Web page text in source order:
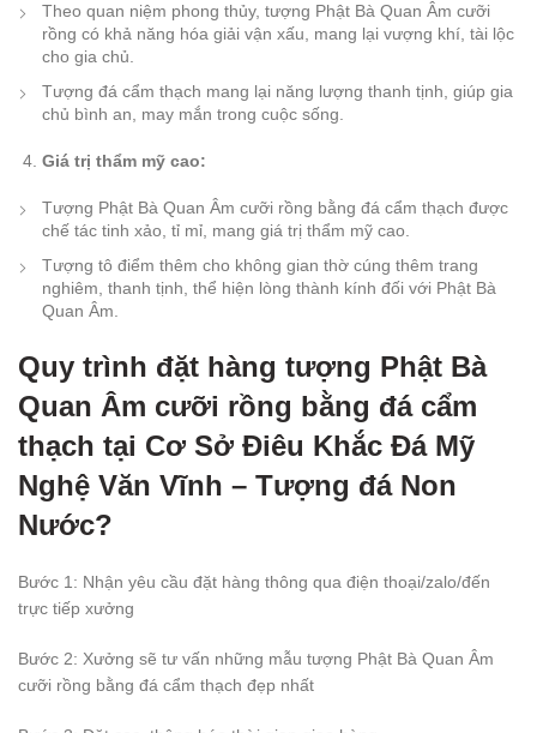
Theo quan niệm phong thủy, tượng Phật Bà Quan Âm cưỡi
rồng có khả năng hóa giải vận xấu, mang lại vượng khí, tài lộc
cho gia chủ.
Tượng đá cẩm thạch mang lại năng lượng thanh tịnh, giúp gia
chủ bình an, may mắn trong cuộc sống.
Giá trị thẩm mỹ cao:
Tượng Phật Bà Quan Âm cưỡi rồng bằng đá cẩm thạch được
chế tác tinh xảo, tỉ mỉ, mang giá trị thẩm mỹ cao.
Tượng tô điểm thêm cho không gian thờ cúng thêm trang
nghiêm, thanh tịnh, thể hiện lòng thành kính đối với Phật Bà
Quan Âm.
Quy trình đặt hàng tượng Phật Bà
Quan Âm cưỡi rồng bằng đá cẩm
thạch tại Cơ Sở Điêu Khắc Đá Mỹ
Nghệ Văn Vĩnh – Tượng đá Non
Nước?
Bước 1: Nhận yêu cầu đặt hàng thông qua điện thoại/zalo/đến
trực tiếp xưởng
Bước 2: Xưởng sẽ tư vấn những mẫu tượng Phật Bà Quan Âm
cưỡi rồng bằng đá cẩm thạch đẹp nhất